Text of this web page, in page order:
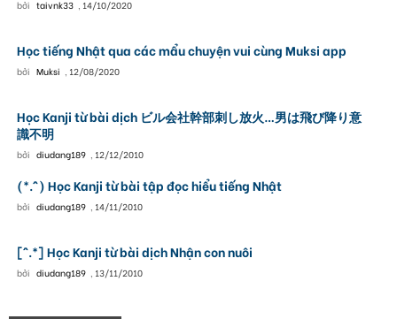
bởi taivnk33 , 14/10/2020
Học tiếng Nhật qua các mẩu chuyện vui cùng Muksi app
bởi Muksi , 12/08/2020
Học Kanji từ bài dịch ビル会社幹部刺し放火…男は飛び降り意
識不明
bởi diudang189 , 12/12/2010
(*.^) Học Kanji từ bài tập đọc hiểu tiếng Nhật
bởi diudang189 , 14/11/2010
[^.*] Học Kanji từ bài dịch Nhận con nuôi
bởi diudang189 , 13/11/2010